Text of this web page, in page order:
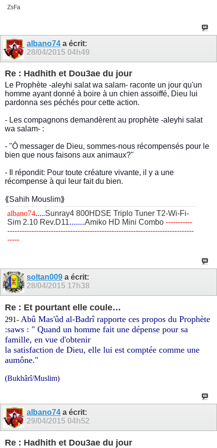
ZsFa
albano74 a écrit:
28/04/2015 04h49
Re : Hadhith et Dou3ae du jour
Le Prophète -aleyhi salat wa salam- raconte un jour qu'un
homme ayant donné à boire à un chien assoiffé, Dieu lui
pardonna ses péchés pour cette action.
- Les compagnons demandèrent au prophète -aleyhi salat
wa salam- :
- "Ô messager de Dieu, sommes-nous récompensés pour le
bien que nous faisons aux animaux?"
- Il répondit: Pour toute créature vivante, il y a une
récompense à qui leur fait du bien.
⟪Sahih Mouslim⟫
albano74.....Sunray4 800HDSE Triplo Tuner T2-Wi-Fi-
Sim 2.10 Rev.D11........Amiko HD Mini Combo ​-----------
-----------------------------------------------------------------------------
-----
soltan009 a écrit:
28/04/2015 17h38
Re : Et pourtant elle coule…
291- Abû Mas'ûd al-Badrî rapporte ces propos du Prophète
:saws : " Quand un homme fait une dépense pour sa
famille, en vue d'obtenir
la satisfaction de Dieu, elle lui est comptée comme une
aumône."
(Bukhârî/Muslim)
albano74 a écrit:
29/04/2015 04h52
Re : Hadhith et Dou3ae du jour